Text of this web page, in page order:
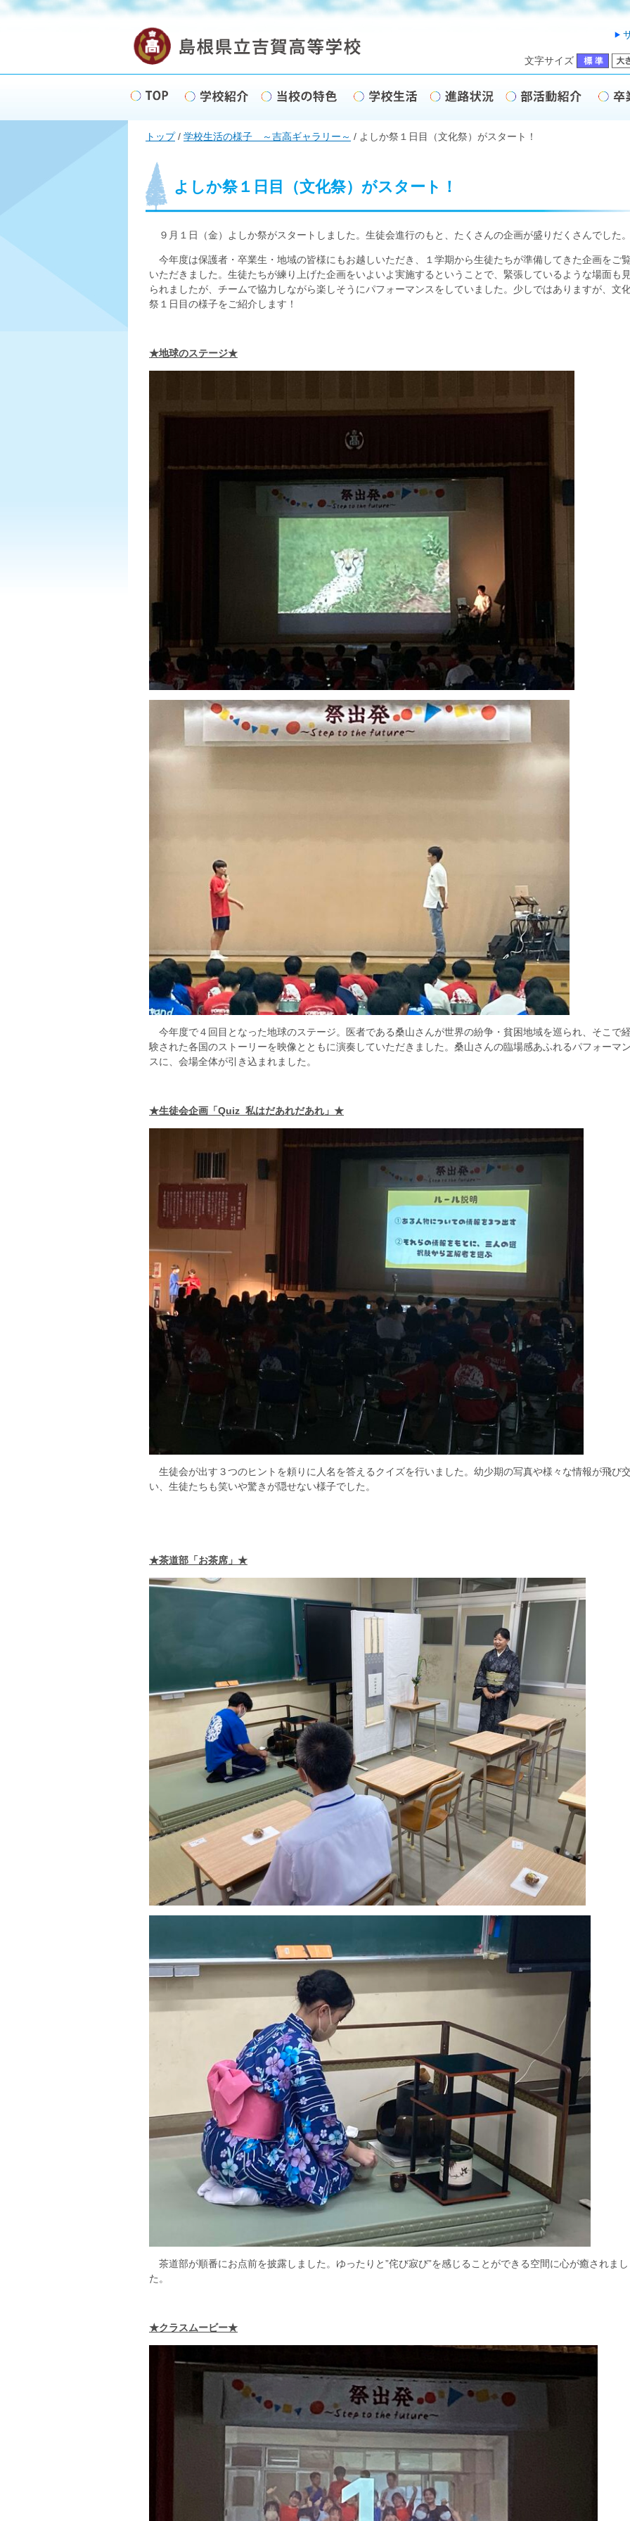
このページの本文へ
文字サイズ
現
位
置：
トップ/ 学校生活の様子 ～吉高ギャラリー～ / よしか祭１日目（文化祭）がスタート！
よしか祭１日目（文化祭）がスタート！
９月１日（金）よしか祭がスタートしました。生徒会進行のもと、たくさんの企画が盛りだくさんでした
今年度は保護者・卒業生・地域の皆様にもお越しいただき、１学期から生徒たちが準備してきた企画をご
いただきました。生徒たちが練り上げた企画をいよいよ実施するということで、緊張しているような場面も
られましたが、チームで協力しながら楽しそうにパフォーマンスをしていました。少しではありますが、文
祭１日目の様子をご紹介します！
★地球のステージ★
今年度で４回目となった地球のステージ。医者である桑山さんが世界の紛争・貧困地域を巡られ、そこで
験された各国のストーリーを映像とともに演奏していただきました。桑山さんの臨場感あふれるパフォーマ
スに、会場全体が引き込まれました。
★生徒会企画「Quiz 私はだあれだあれ」★
生徒会が出す３つのヒントを頼りに人名を答えるクイズを行いました。幼少期の写真や様々な情報が飛び
い、生徒たちも笑いや驚きが隠せない様子でした。
★茶道部「お茶席」★
茶道部が順番にお点前を披露しました。ゆったりと”侘び寂び”を感じることができる空間に心が癒されまし
た。
★クラスムービー★